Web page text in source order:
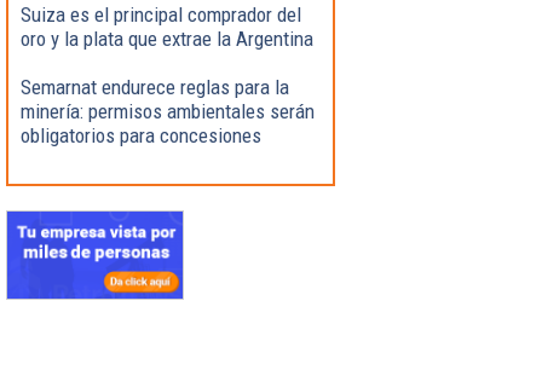
Suiza es el principal comprador del
oro y la plata que extrae la Argentina
Semarnat endurece reglas para la
minería: permisos ambientales serán
obligatorios para concesiones